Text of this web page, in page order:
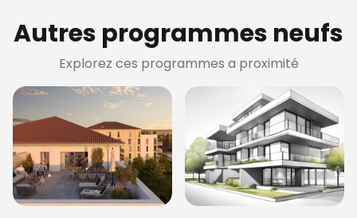
Autres programmes neufs
Explorez ces programmes a proximité